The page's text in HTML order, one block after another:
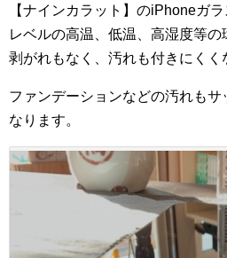
【ナインカラット】のiPhoneガ
レベルの高温、低温、高湿度等の
剥がれもなく、汚れも付きにくく
ファンデーションなどの汚れも
なります。